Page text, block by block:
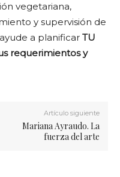
vegetariana,
y supervisión de
a planificar TU
requerimientos y
Artículo siguiente
Mariana Ayraudo. La
fuerza del arte